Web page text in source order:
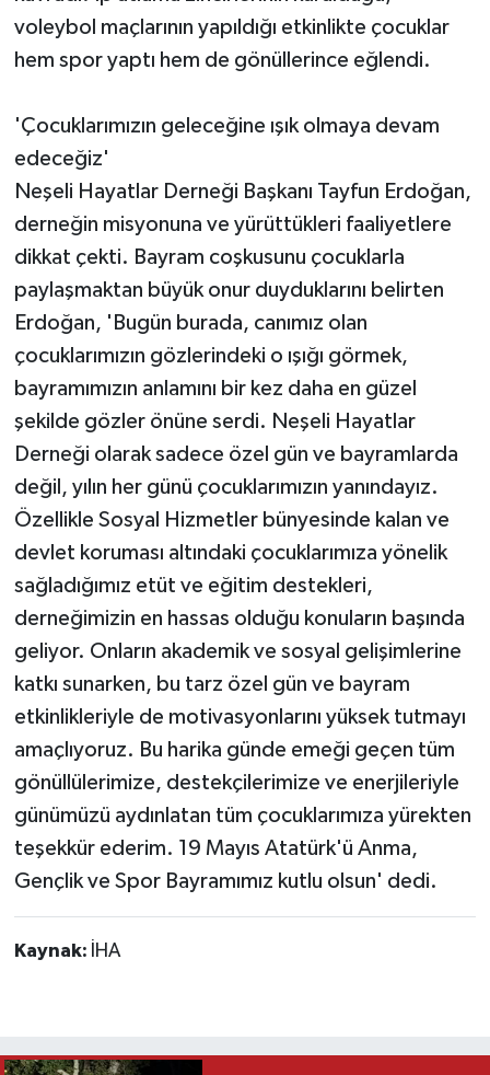
voleybol maçlarının yapıldığı etkinlikte çocuklar
hem spor yaptı hem de gönüllerince eğlendi.
'Çocuklarımızın geleceğine ışık olmaya devam
edeceğiz'
Neşeli Hayatlar Derneği Başkanı Tayfun Erdoğan,
derneğin misyonuna ve yürüttükleri faaliyetlere
dikkat çekti. Bayram coşkusunu çocuklarla
paylaşmaktan büyük onur duyduklarını belirten
Erdoğan, 'Bugün burada, canımız olan
çocuklarımızın gözlerindeki o ışığı görmek,
bayramımızın anlamını bir kez daha en güzel
şekilde gözler önüne serdi. Neşeli Hayatlar
Derneği olarak sadece özel gün ve bayramlarda
değil, yılın her günü çocuklarımızın yanındayız.
Özellikle Sosyal Hizmetler bünyesinde kalan ve
devlet koruması altındaki çocuklarımıza yönelik
sağladığımız etüt ve eğitim destekleri,
derneğimizin en hassas olduğu konuların başında
geliyor. Onların akademik ve sosyal gelişimlerine
katkı sunarken, bu tarz özel gün ve bayram
etkinlikleriyle de motivasyonlarını yüksek tutmayı
amaçlıyoruz. Bu harika günde emeği geçen tüm
gönüllülerimize, destekçilerimize ve enerjileriyle
günümüzü aydınlatan tüm çocuklarımıza yürekten
teşekkür ederim. 19 Mayıs Atatürk'ü Anma,
Gençlik ve Spor Bayramımız kutlu olsun' dedi.
Kaynak: İHA